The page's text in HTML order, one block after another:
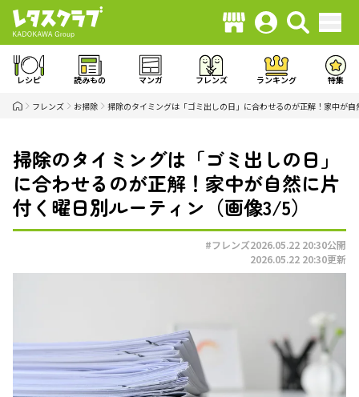
レシピ 読みもの マンガ フレンズ ランキング 特集
フレンズ お掃除 掃除のタイミングは「ゴミ出しの日」に合わせるのが正解！家中が
掃除のタイミングは「ゴミ出しの日」
に合わせるのが正解！家中が自然に片
付く曜日別ルーティン（画像3/5）
#フレンズ2026.05.22 20:30公開
2026.05.22 20:30更新